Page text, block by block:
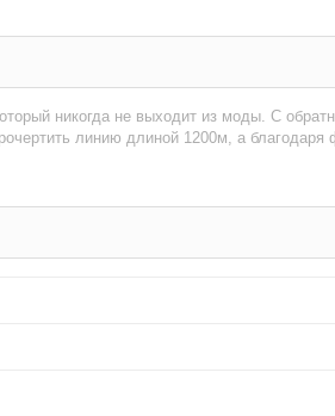
никогда не выходит из моды. С
линию длиной 1200м, а благодаря